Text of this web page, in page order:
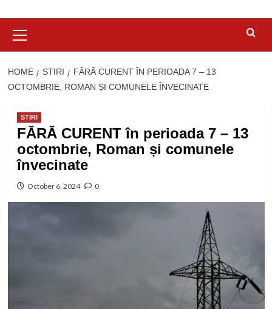
Menu
HOME STIRI
FĂRĂ CURENT ÎN PERIOADA 7 – 13
OCTOMBRIE, ROMAN ȘI COMUNELE ÎNVECINATE
STIRI
FĂRĂ CURENT în perioada 7 – 13
octombrie, Roman și comunele
învecinate
October 6, 2024 0